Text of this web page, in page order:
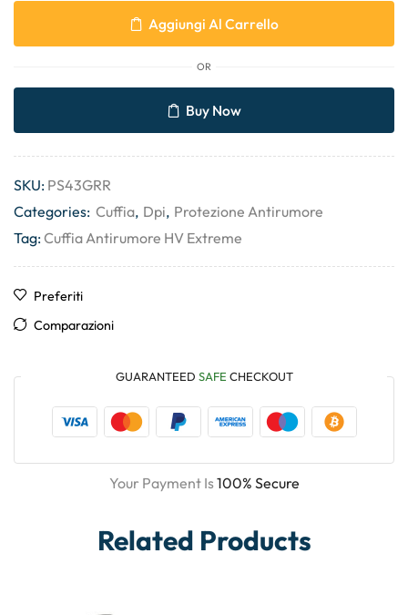
Aggiungi Al Carrello
OR
Buy Now
SKU: PS43GRR
Categories: Cuffia, Dpi, Protezione Antirumore
Tag:Cuffia Antirumore HV Extreme
Preferiti
Comparazioni
GUARANTEED SAFE CHECKOUT
Your Payment Is100% Secure
Related Products